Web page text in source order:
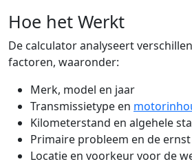
Hoe het Werkt
De calculator analyseert
factoren, waaronder:
Merk, model en jaar
Transmissietype en
Kilometerstand en algehele
Primaire probleem en de
Locatie en voorkeur voor de